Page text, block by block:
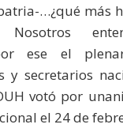
…¿qué más
Nosotros
ese el
y secretarios
votó por
el 24 de